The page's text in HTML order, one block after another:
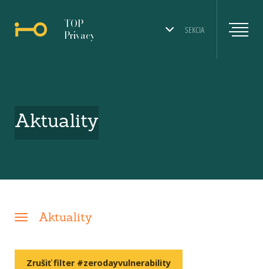
SEKCIA
TOP
Privacy
Aktuality
Aktuality
Zrušiť filter #zerodayvulnerability